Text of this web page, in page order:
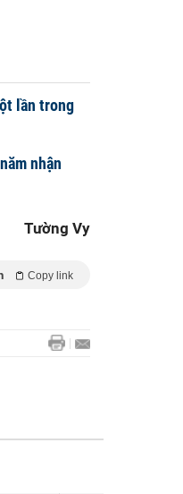
lần trong
nhận
Tường Vy
Copy link